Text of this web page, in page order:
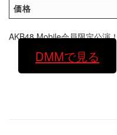
価格
AKB48 Mobile会員限定公演！
DMMで見る